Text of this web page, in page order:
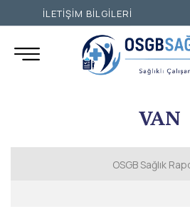
VAN
OSGB Sağlık
İLETİŞİM BİLGİLERİ